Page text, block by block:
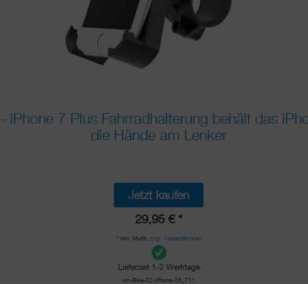
iPhone 7 Plus Fahrradhalterung behält das
die Hände am Lenker
Jetzt kaufen
29,95 € *
* inkl. MwSt. zzgl. Versandkosten
Lieferzeit 1-2 Werktage
xm-Bike-02-iPhone-06_711